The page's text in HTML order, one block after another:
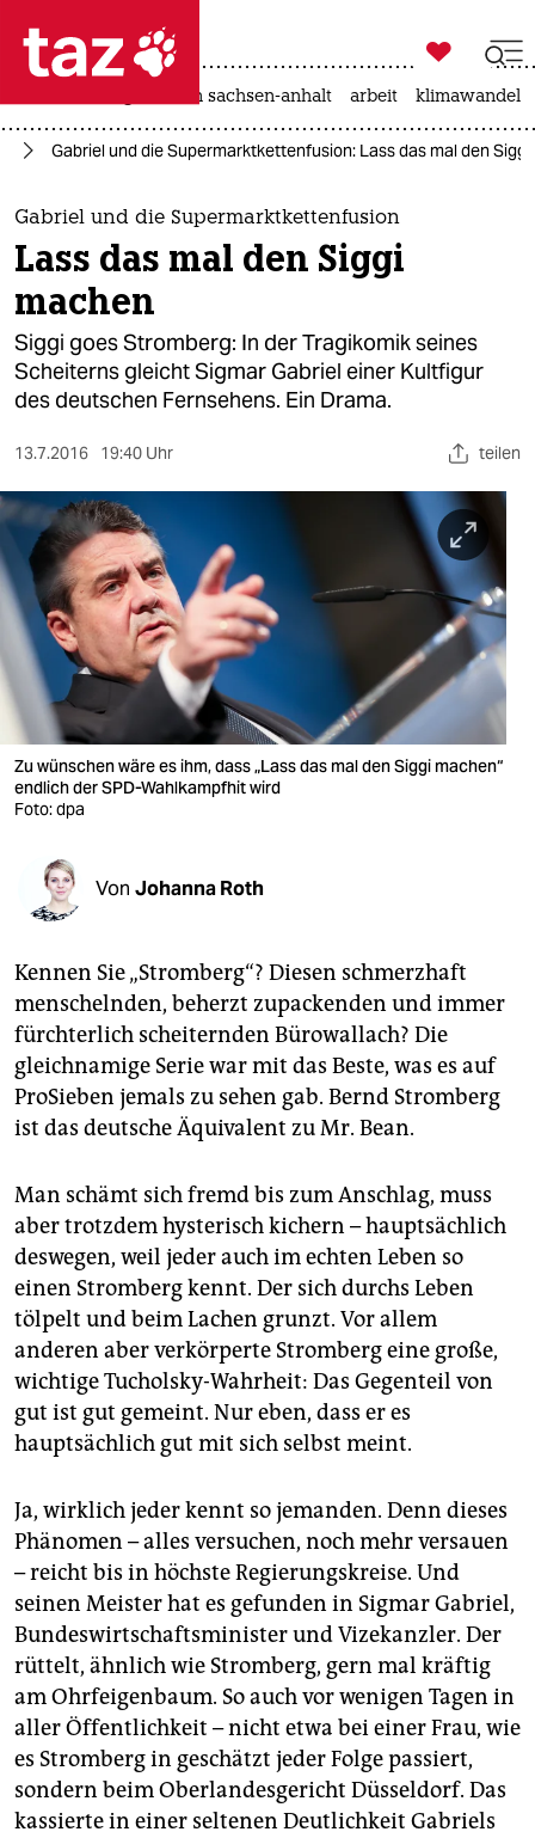
 taz zahl ich
taz zahl ich
themen
politik
öko
gesellschaft
sport
berlin
nord
wahrheit
verlag
verlag
veranstaltungen
fragen & hilfe
abo
genossenschaft
epaper login

taz zahl ich
landtagswahl in sachsen-anhalt arbeit klimawandel
Gabriel und die Supermarktkettenfusion: Lass das mal den
Gabriel und die Supermarktkettenfusion
Lass das mal den Siggi
machen
Siggi goes Stromberg: In der Tragikomik seines
Scheiterns gleicht Sigmar Gabriel einer Kultfigur
des deutschen Fernsehens. Ein Drama.
13.7.2016 19:40 Uhr teilen
Zu wünschen wäre es ihm, dass „Lass das mal den Siggi machen“
endlich der SPD-Wahlkampfhit wird
Foto: dpa
Von Johanna Roth
Kennen Sie „Stromberg“? Diesen schmerzhaft
menschelnden, beherzt zupackenden und immer
fürchterlich scheiternden Bürowallach? Die
gleichnamige Serie war mit das Beste, was es auf
ProSieben jemals zu sehen gab. Bernd Stromberg
ist das deutsche Äquivalent zu Mr. Bean.
Man schämt sich fremd bis zum Anschlag, muss
aber trotzdem hysterisch kichern – hauptsächlich
deswegen, weil jeder auch im echten Leben so
einen Stromberg kennt. Der sich durchs Leben
tölpelt und beim Lachen grunzt. Vor allem
anderen aber verkörperte Stromberg eine große,
wichtige Tucholsky-Wahrheit: Das Gegenteil von
gut ist gut gemeint. Nur eben, dass er es
hauptsächlich gut mit sich selbst meint.
Ja, wirklich jeder kennt so jemanden. Denn dieses
Phänomen – alles versuchen, noch mehr versauen
– reicht bis in höchste Regierungskreise. Und
seinen Meister hat es gefunden in Sigmar Gabriel,
Bundeswirtschaftsminister und Vizekanzler. Der
rüttelt, ähnlich wie Stromberg, gern mal kräftig
am Ohrfeigenbaum. So auch vor wenigen Tagen in
aller Öffentlichkeit – nicht etwa bei einer Frau, wie
es Stromberg in geschätzt jeder Folge passiert,
sondern beim Oberlandesgericht Düsseldorf. Das
kassierte in einer seltenen Deutlichkeit Gabriels